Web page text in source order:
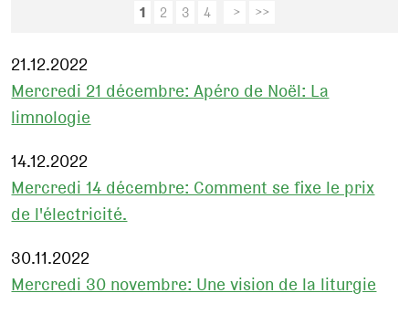
1
2 3 4 > >>
21.12.2022
Mercredi 21 décembre: Apéro de Noël: La
limnologie
14.12.2022
Mercredi 14 décembre: Comment se fixe le prix
de l'électricité.
30.11.2022
Mercredi 30 novembre: Une vision de la liturgie